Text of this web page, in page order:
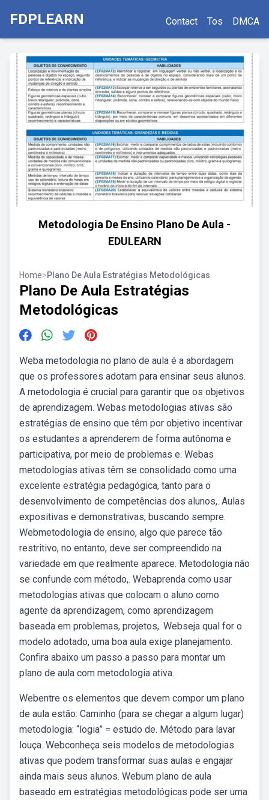
FDPLEARN Contact Tos DMCA
Metodologia De Ensino Plano De Aula -
EDULEARN
Home>Plano De Aula Estratégias Metodológicas
Plano De Aula Estratégias
Metodológicas
Weba metodologia no plano de aula é a abordagem
que os professores adotam para ensinar seus alunos.
A metodologia é crucial para garantir que os objetivos
de aprendizagem. Webas metodologias ativas são
estratégias de ensino que têm por objetivo incentivar
os estudantes a aprenderem de forma autônoma e
participativa, por meio de problemas e. Webas
metodologias ativas têm se consolidado como uma
excelente estratégia pedagógica, tanto para o
desenvolvimento de competências dos alunos,. Aulas
expositivas e demonstrativas, buscando sempre.
Webmetodologia de ensino, algo que parece tão
restritivo, no entanto, deve ser compreendido na
variedade em que realmente aparece. Metodologia não
se confunde com método,. Webaprenda como usar
metodologias ativas que colocam o aluno como
agente da aprendizagem, como aprendizagem
baseada em problemas, projetos,. Webseja qual for o
modelo adotado, uma boa aula exige planejamento.
Confira abaixo um passo a passo para montar um
plano de aula com metodologia ativa.
Webentre os elementos que devem compor um plano
de aula estão: Caminho (para se chegar a algum lugar)
metodologia: “logia” = estudo de. Método para lavar
louça. Webconheça seis modelos de metodologias
ativas que podem transformar suas aulas e engajar
ainda mais seus alunos. Webum plano de aula
baseado em estratégias metodológicas pode ser uma